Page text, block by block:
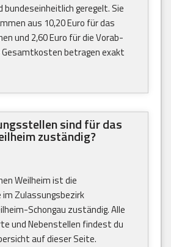
bundeseinheitlich geregelt. Sie
aus 10,20 Euro für das
und 2,60 Euro für die Vorab-
Gesamtkosten betragen exakt
sind für das
zuständig?
Weilheim ist die
Zulassungsbezirk
Schongau zuständig. Alle
und Nebenstellen findest du
auf dieser Seite.